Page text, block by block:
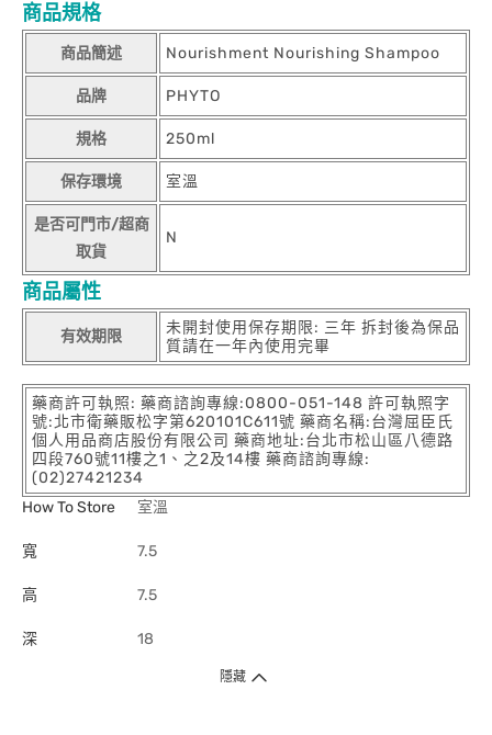
商品規格
商品簡述 Nourishment Nourishing Shampoo
品牌 PHYTO
規格 250ml
保存環境 室溫
是否可門市/超商
取貨
N
商品屬性
有效期限
未開封使用保存期限: 三年 拆封後為保品
質請在一年內使用完畢
藥商許可執照: 藥商諮詢專線:0800-051-148 許可執照字
號:北市衛藥販松字第620101C611號 藥商名稱:台灣屈臣氏
個人用品商店股份有限公司 藥商地址:台北市松山區八德路
四段760號11樓之1、之2及14樓 藥商諮詢專線:
(02)27421234
How To Store
室溫
寬 7.5
高 7.5
深 18
隱藏